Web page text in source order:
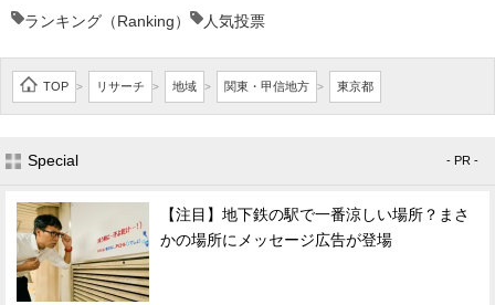
ランキング（Ranking） 人気投票
TOP > リサーチ > 地域 > 関東・甲信地方 > 東京都
Special - PR -
【注目】地下鉄の駅で一番涼しい場所？まさ
かの場所にメッセージ広告が登場